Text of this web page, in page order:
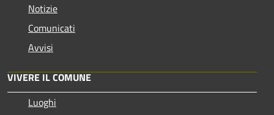
Notizie
Comunicati
Avvisi
VIVERE IL COMUNE
Luoghi